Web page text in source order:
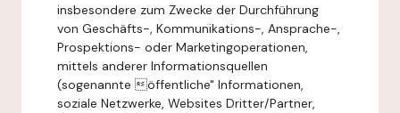
insbesondere zum Zwecke der Durchführung
von Geschäfts-, Kommunikations-, Ansprache-,
Prospektions- oder Marketingoperationen,
mittels anderer Informationsquellen
(sogenannte öffentliche" Informationen,
soziale Netzwerke, Websites Dritter/Partner,